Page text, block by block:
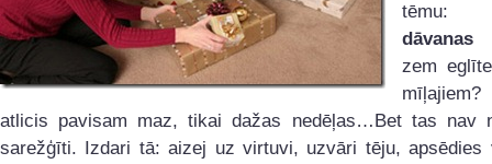
tēmu:
zem
atlicis pavisam maz, tikai dažas nedēļas…Bet tas nav
sarežģīti. Izdari tā: aizej uz virtuvi, uzvāri tēju, apsēdies